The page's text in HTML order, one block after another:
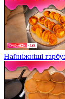
Найніжніші